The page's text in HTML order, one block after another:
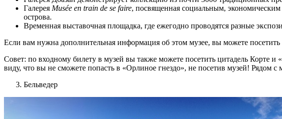
Галерея Musée en train de se faire, посвященная социальным,
острова.
Временная выставочная площадка, где ежегодно проводятся разные
Если вам нужна дополнительная информация об этом музее, вы можете посетить
Совет: по входному билету в музей вы также можете посетить цитадель Корте
виду, что вы не сможете попасть в «Орлиное гнездо», не посетив музей! Рядом с
Бельведер